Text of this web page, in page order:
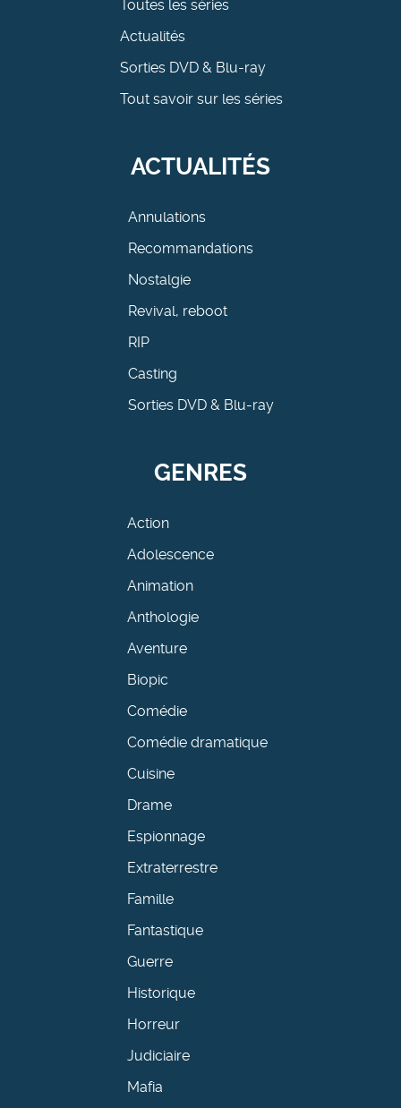
Toutes les séries
Actualités
Sorties DVD & Blu-ray
Tout savoir sur les séries
ACTUALITÉS
Annulations
Recommandations
Nostalgie
Revival, reboot
RIP
Casting
Sorties DVD & Blu-ray
GENRES
Action
Adolescence
Animation
Anthologie
Aventure
Biopic
Comédie
Comédie dramatique
Cuisine
Drame
Espionnage
Extraterrestre
Famille
Fantastique
Guerre
Historique
Horreur
Judiciaire
Mafia